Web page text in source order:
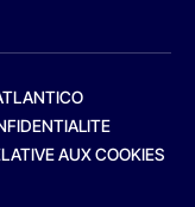
AUX COOKIES